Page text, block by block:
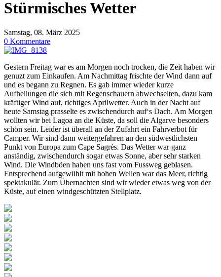
Stürmisches Wetter
Samstag, 08. März 2025
0 Kommentare
Gestern Freitag war es am Morgen noch trocken, die Zeit haben wir
genuzt zum Einkaufen. Am Nachmittag frischte der Wind dann auf
und es begann zu Regnen. Es gab immer wieder kurze
Aufhellungen die sich mit Regenschauern abwechselten, dazu kam
kräftiger Wind auf, richtiges Aprilwetter. Auch in der Nacht auf
heute Samstag prasselte es zwischendurch auf‘s Dach. Am Morgen
wollten wir bei Lagoa an die Küste, da soll die Algarve besonders
schön sein. Leider ist überall an der Zufahrt ein Fahrverbot für
Camper. Wir sind dann weitergefahren an den südwestlichsten
Punkt von Europa zum Cape Sagrés. Das Wetter war ganz
anständig, zwischendurch sogar etwas Sonne, aber sehr starken
Wind. Die Windböen haben uns fast vom Fussweg geblasen.
Entsprechend aufgewühlt mit hohen Wellen war das Meer, richtig
spektakulär. Zum Übernachten sind wir wieder etwas weg von der
Küste, auf einen windgeschützten Stellplatz.